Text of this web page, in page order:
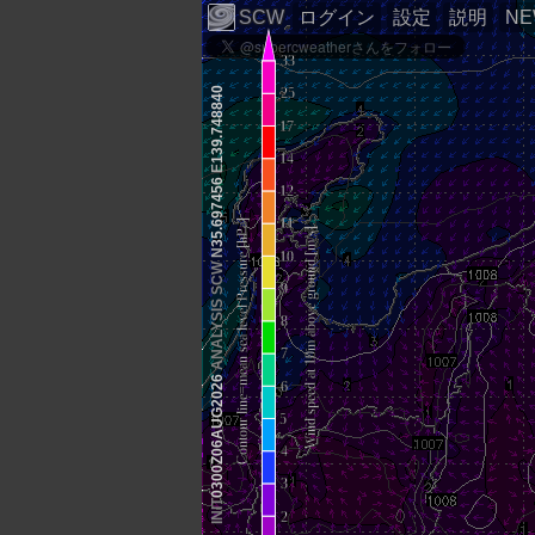
INIT
0300Z06AUG2026
ANALYSIS
SCW
N
35.697456
E
139.748840
説明
SCW ログイン 設定